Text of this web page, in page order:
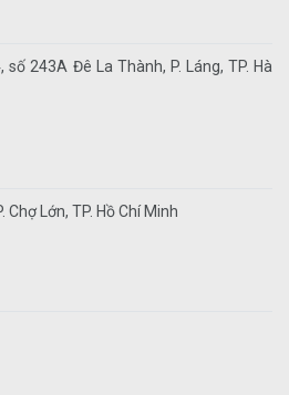
số 243A Đê La Thành, P. Láng, TP. Hà
Lớn, TP. Hồ Chí Minh